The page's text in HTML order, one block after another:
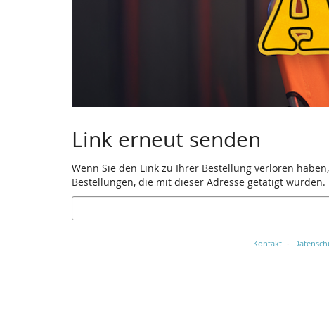
Link erneut senden
Wenn Sie den Link zu Ihrer Bestellung verloren
Bestellungen, die mit dieser Adresse getätigt wurden.
E-
Mail
Kontakt